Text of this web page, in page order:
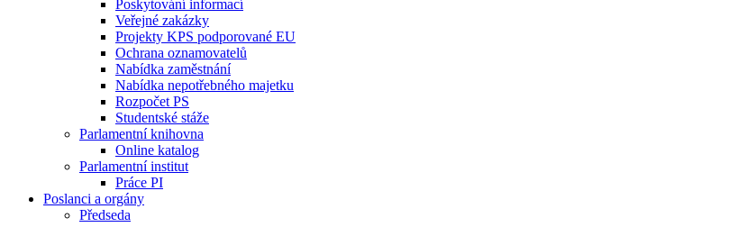
Poskytování informací
Veřejné zakázky
Projekty KPS podporované EU
Ochrana oznamovatelů
Nabídka zaměstnání
Nabídka nepotřebného majetku
Rozpočet PS
Studentské stáže
Parlamentní knihovna
Online katalog
Parlamentní institut
Práce PI
Poslanci a orgány
Předseda